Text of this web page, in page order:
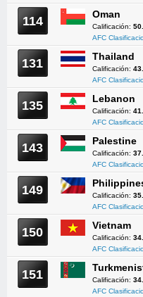
114 Oman
Calificación:
AFC
131 Thailand
Calificación:
AFC
135 Lebanon
Calificación:
AFC
143 Palestine
Calificación:
AFC
149 Calificación:
AFC
150 Vietnam
Calificación:
AFC
151 Calificación:
AFC